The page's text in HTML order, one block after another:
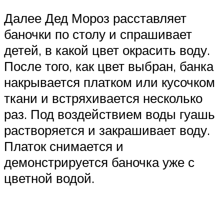
Далее Дед Мороз расставляет
баночки по столу и спрашивает
детей, в какой цвет окрасить воду.
После того, как цвет выбран, банка
накрывается платком или кусочком
ткани и встряхивается несколько
раз. Под воздействием воды гуашь
растворяется и закрашивает воду.
Платок снимается и
демонстрируется баночка уже с
цветной водой.